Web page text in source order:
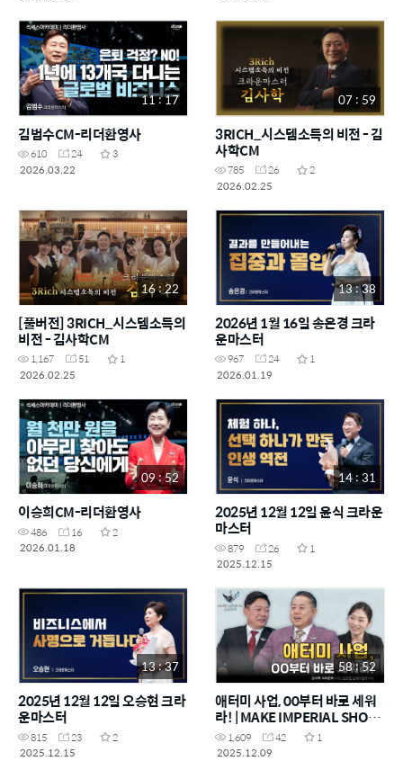
11 : 17
김범수CM-리더환영사
610 24
3
2026.03.22
07 : 59
3RICH_시스템소득의 비전 - 김
사학CM
785 26
2
2026.02.25
16 : 22
[풀버전] 3RICH_시스템소득의
비전 - 김사학CM
1,167 51
1
2026.02.25
13 : 38
2026년 1월 16일 송은경 크라
운마스터
967 24
1
2026.01.19
09 : 52
이승희CM-리더환영사
486 16
2
2026.01.18
14 : 31
2025년 12월 12일 윤식 크라운
마스터
879 26
1
2025.12.15
13 : 37
2025년 12월 12일 오승현 크라
운마스터
815 23
2
2025.12.15
58 : 52
애터미 사업, 00부터 바로 세워
라! | MAKE IMPERIAL SHOW
EP.61,609 42
1
2025.12.09